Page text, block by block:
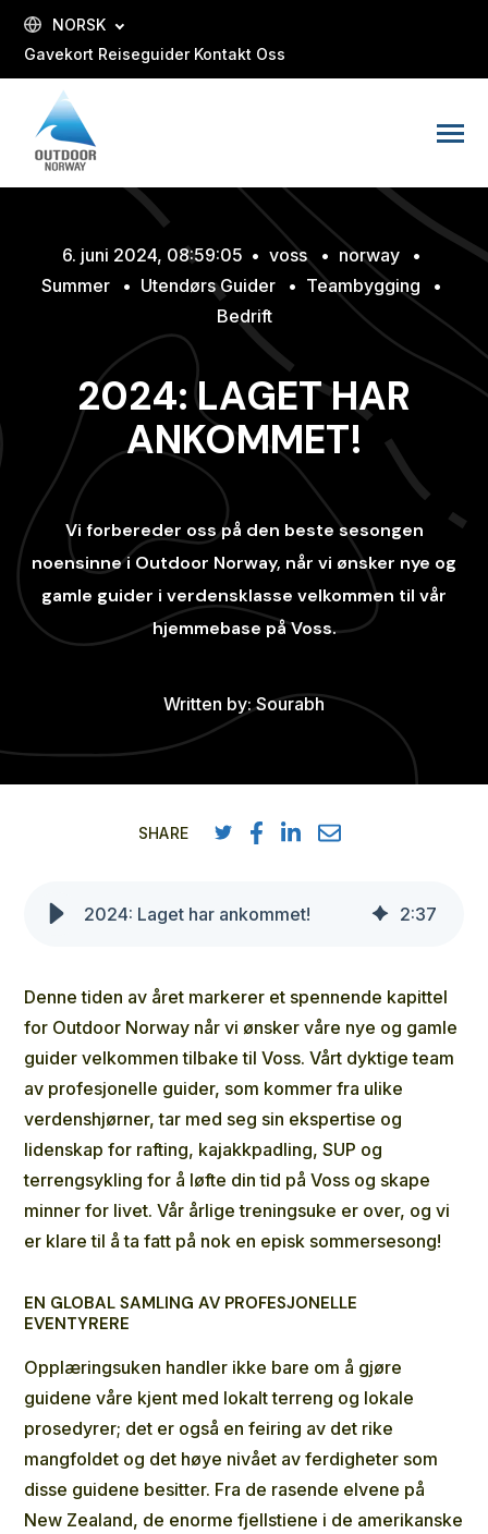
CONTENT
Gavekort Reiseguider Kontakt Oss
NORSK
Toggle
6. juni 2024, 08:59:05 • voss • norway
•
Summer
• Utendørs Guider • Teambygging
•
Bedrift
2024: LAGET HAR
ANKOMMET!
Vi forbereder oss på den beste sesongen
noensinne i Outdoor Norway, når vi ønsker nye og
gamle guider i verdensklasse velkommen til vår
hjemmebase på Voss.
Written by:Sourabh
SHARE
2024: Laget har ankommet! 2:37
Denne tiden av året markerer et spennende kapittel
for Outdoor Norway når vi ønsker våre nye og gamle
guider velkommen tilbake til Voss. Vårt dyktige team
av profesjonelle guider, som kommer fra ulike
verdenshjørner, tar med seg sin ekspertise og
lidenskap for rafting, kajakkpadling, SUP og
terrengsykling for å løfte din tid på Voss og skape
minner for livet. Vår årlige treningsuke er over, og vi
er klare til å ta fatt på nok en episk sommersesong!
EN GLOBAL SAMLING AV PROFESJONELLE
EVENTYRERE
Opplæringsuken handler ikke bare om å gjøre
guidene våre kjent med lokalt terreng og lokale
prosedyrer; det er også en feiring av det rike
mangfoldet og det høye nivået av ferdigheter som
disse guidene besitter. Fra de rasende elvene på
New Zealand, de enorme fjellstiene i de amerikanske